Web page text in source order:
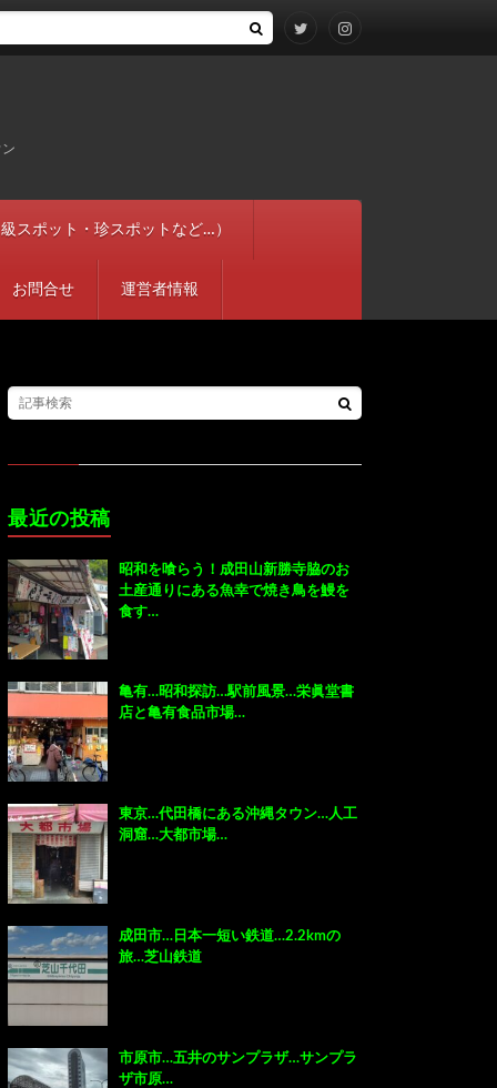
スポット・珍スポットなど…）
お問合せ 運営者情報
最近の投稿
昭和を喰らう！成田山新勝寺脇のお
土産通りにある魚幸で焼き鳥を鰻を
食す…
亀有…昭和探訪…駅前風景…栄眞堂書
店と亀有食品市場…
東京…代田橋にある沖縄タウン…人工
洞窟…大都市場…
成田市…日本一短い鉄道…2.2kmの
旅…芝山鉄道
市原市…五井のサンプラザ…サンプラ
ザ市原…